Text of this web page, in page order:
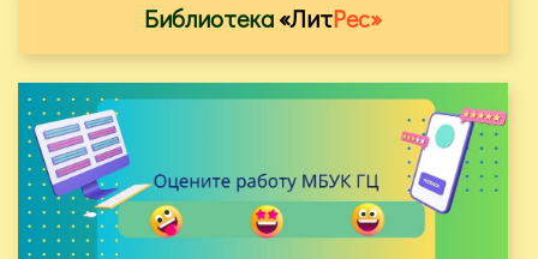
Библиотека«ЛитРес»